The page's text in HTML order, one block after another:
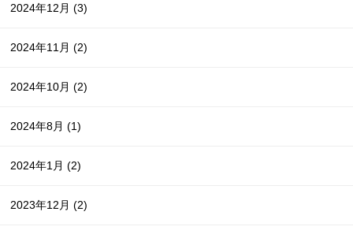
2024年12月(3)
2024年11月(2)
2024年10月(2)
2024年8月(1)
2024年1月(2)
2023年12月(2)